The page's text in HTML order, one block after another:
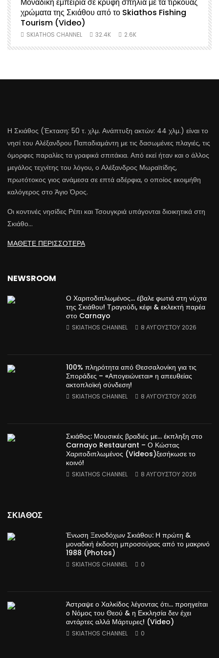
χρώματα της Σκιάθου από το Skiathos Fishing
Tourism (Video)
SKIATHOS CHANNEL 32.4K 2.6K
Η Σκιάθος (Έκταση: 50 τ. χλμ. Ανάπτυξη ακτών: 44 χλμ.) είναι το
νησί του Αλέξανδρου Παπαδιαμάντη με τις δασωμένες πλαγιές, τις
όμορφες παραλίες τα γραφικά σπιτάκια. Από εκεί ήταν και ο άλλος
μεγάλος τεχνίτης του λόγου, ο Αλέξανδρος Μωραϊτίδης,
πρωτότοκος γιος ανάμεσα σε επτά αδέρφια, ο οποίος εκοιμήθη
καλόγερος στο Άγιο Όρος.
Οι κοντινές νησίδες Ρέπι και Τσουγκριά υπάγονται διοικητικά στη
Σκιάθο…
ΜΑΘΕΤΕ ΠΕΡΙΣΣΟΤΕΡΑ
NEWSROOM
Ο Χαριτοδιπλωμένος… έβαλε φωτιά στη νύχτα
της Σκιάθου! Τραγούδι, κέφι & εκλεκτή παρέα
στο Carnayo
SKIATHOS CHANNEL 8 ΑΥΓΟΎΣΤΟΥ 2026
100% πληρότητα από Θεσσαλονίκη για τις
Σποράδες – «Απογειώνεται» η απευθείας
ακτοπλοϊκή σύνδεση!
SKIATHOS CHANNEL 8 ΑΥΓΟΎΣΤΟΥ 2026
Σκιάθος: Μουσικές βραδιές με… έκπληξη στο
Carnayo Restaurant – Ο Κώστας
Χαριτοδιπλωμένος (Videos)ξεσήκωσε το
κοινό!
SKIATHOS CHANNEL 8 ΑΥΓΟΎΣΤΟΥ 2026
ΣΚΙΑΘΟΣ
Ένωση Ξενοδόχων Σκιάθου: Η πρώτη &
μοναδική έκδοση μπροσούρας από το μακρινό
1988 (Photos)
SKIATHOS CHANNEL 0
Άστραψε ο Χαλκίδος λέγοντας ότι… προηγείται
ο Νόμος του Θεού & η Εκκλησία δεν έχει
αντάρτες αλλά Μάρτυρες! (Video)
SKIATHOS CHANNEL 0